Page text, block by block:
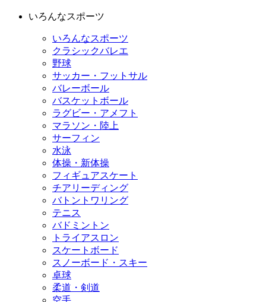
いろんなスポーツ
いろんなスポーツ
クラシックバレエ
野球
サッカー・フットサル
バレーボール
バスケットボール
ラグビー・アメフト
マラソン・陸上
サーフィン
水泳
体操・新体操
フィギュアスケート
チアリーディング
バトントワリング
テニス
バドミントン
トライアスロン
スケートボード
スノーボード・スキー
卓球
柔道・剣道
空手